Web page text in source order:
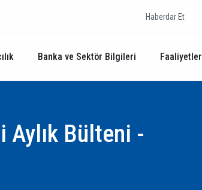
Haberdar Et
Banka ve Sektör Bilgileri Faaliyetler
Bülteni -